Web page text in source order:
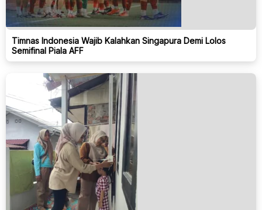
Timnas Indonesia Wajib Kalahkan Singapura Demi Lolos
Semifinal Piala AFF